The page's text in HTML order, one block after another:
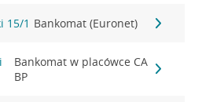
15/1 Bankomat (Euronet)
Bankomat w placówce CA
BP